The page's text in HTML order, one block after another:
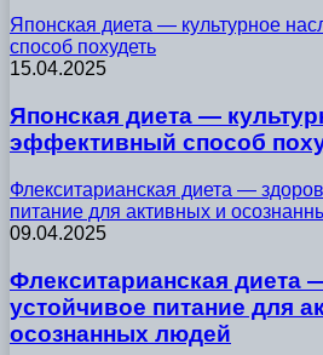
Японская диета — культурное
способ похудеть
15.04.2025
Японская диета —
эффективный способ
Флекситарианская диета —
питание для активных и
09.04.2025
Флекситарианская диета
устойчивое питание для
осознанных людей